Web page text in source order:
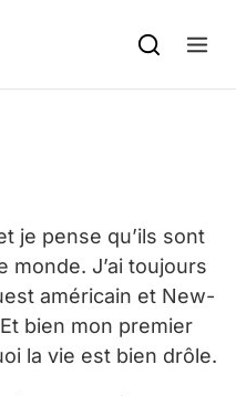
je pense qu’ils sont
monde. J’ai toujours
américain et New-
bien mon premier
la vie est bien drôle.